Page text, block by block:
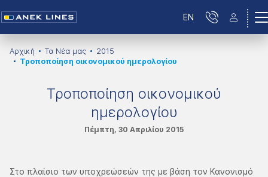
EN
Αρχική Τα Νέα μας
2015
Τροποποίηση οικονομικού ημερολογίου
Τροποποίηση οικονομικού
ημερολογίου
Πέμπτη, 30 Απριλίου 2015
Στο πλαίσιο των υποχρεώσεών της με βάση τον Κανονισμό